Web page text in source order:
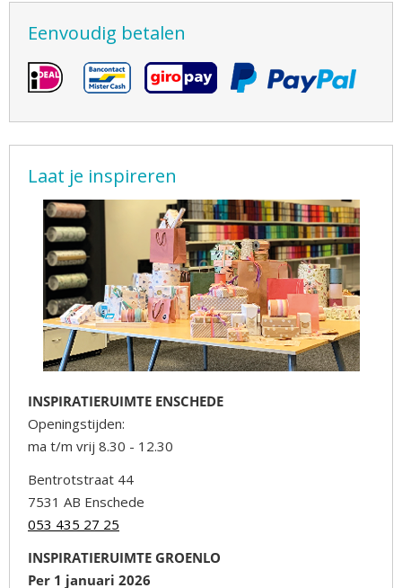
Eenvoudig betalen
Laat je inspireren
INSPIRATIERUIMTE ENSCHEDE
Openingstijden:
ma t/m vrij 8.30 - 12.30
Bentrotstraat 44
7531 AB Enschede
053 435 27 25
INSPIRATIERUIMTE GROENLO
Per 1 januari 2026